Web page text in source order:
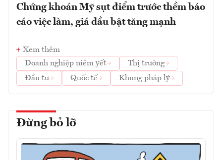
Chứng khoán Mỹ sụt điểm trước thềm báo
cáo việc làm, giá dầu bật tăng mạnh
Xem thêm
Doanh nghiệp niêm yết
Thị trường
Đầu tư
Quốc tế Khung pháp lý
Đừng bỏ lỡ